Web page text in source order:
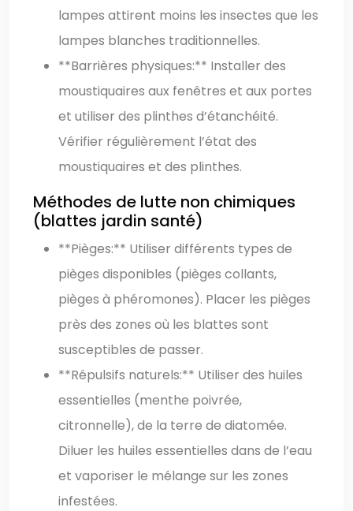
lampes attirent moins les insectes que les
lampes blanches traditionnelles.
**Barrières physiques:** Installer des
moustiquaires aux fenêtres et aux portes
et utiliser des plinthes d’étanchéité.
Vérifier régulièrement l’état des
moustiquaires et des plinthes.
Méthodes de lutte non chimiques
(blattes jardin santé)
**Pièges:** Utiliser différents types de
pièges disponibles (pièges collants,
pièges à phéromones). Placer les pièges
près des zones où les blattes sont
susceptibles de passer.
**Répulsifs naturels:** Utiliser des huiles
essentielles (menthe poivrée,
citronnelle), de la terre de diatomée.
Diluer les huiles essentielles dans de l’eau
et vaporiser le mélange sur les zones
infestées.